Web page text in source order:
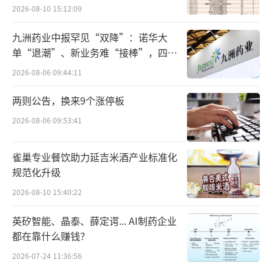
A股市场上，食品板块，年度净利率超过4
7%的公司，只有贵州茅台一家。从这一指标
看，鲟龙科技的盈利能力与贵州茅台比肩。
IPO过关，亮眼业绩，这些难以掩盖鲟龙科
鲟龙科技产品结构过于单一。2023年至20
25年，公司鱼子酱产品收入分别为5.23亿元、
6.14亿元、6.98亿元，占公司营收的比重分别
为90.6%、91.8%、90.8%。
鱼子酱大单品贡献超过90%收入，意味着
2026-08-10 15:12:09
九洲药业中报罕见“双降”：诺华大
单“退潮”、新业务难“接棒”，四大
难关待闯
2026-08-06 09:44:11
两则公告，换来9个涨停板
2026-08-06 09:53:41
雀巢专业餐饮助力延吉米酒产业标准化
规范化升级
2026-08-10 15:40:22
英矽智能、晶泰、薛定谔... AI制药企业
都在靠什么赚钱？
2026-07-24 11:36:56